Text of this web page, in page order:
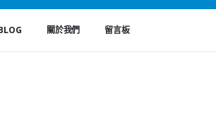
關於我們 留言板